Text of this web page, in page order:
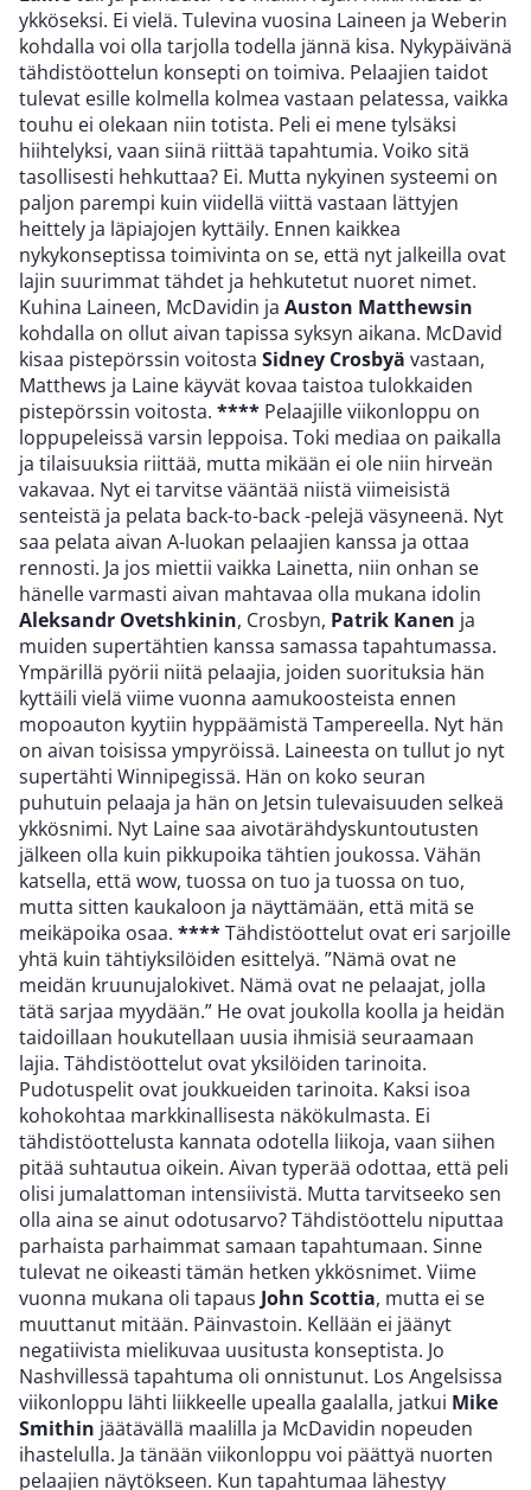
ykköseksi. Ei vielä. Tulevina vuosina Laineen ja Weberin
kohdalla voi olla tarjolla todella jännä kisa. Nykypäivänä
tähdistöottelun konsepti on toimiva. Pelaajien taidot
tulevat esille kolmella kolmea vastaan pelatessa, vaikka
touhu ei olekaan niin totista. Peli ei mene tylsäksi
hiihtelyksi, vaan siinä riittää tapahtumia. Voiko sitä
tasollisesti hehkuttaa? Ei. Mutta nykyinen systeemi on
paljon parempi kuin viidellä viittä vastaan lättyjen
heittely ja läpiajojen kyttäily. Ennen kaikkea
nykykonseptissa toimivinta on se, että nyt jalkeilla ovat
lajin suurimmat tähdet ja hehkutetut nuoret nimet.
Kuhina Laineen, McDavidin ja Auston Matthewsin
kohdalla on ollut aivan tapissa syksyn aikana. McDavid
kisaa pistepörssin voitosta Sidney Crosbyä vastaan,
Matthews ja Laine käyvät kovaa taistoa tulokkaiden
pistepörssin voitosta. **** Pelaajille viikonloppu on
loppupeleissä varsin leppoisa. Toki mediaa on paikalla
ja tilaisuuksia riittää, mutta mikään ei ole niin hirveän
vakavaa. Nyt ei tarvitse vääntää niistä viimeisistä
senteistä ja pelata back-to-back -pelejä väsyneenä. Nyt
saa pelata aivan A-luokan pelaajien kanssa ja ottaa
rennosti. Ja jos miettii vaikka Lainetta, niin onhan se
hänelle varmasti aivan mahtavaa olla mukana idolin
Aleksandr Ovetshkinin, Crosbyn, Patrik Kanen ja
muiden supertähtien kanssa samassa tapahtumassa.
Ympärillä pyörii niitä pelaajia, joiden suorituksia hän
kyttäili vielä viime vuonna aamukoosteista ennen
mopoauton kyytiin hyppäämistä Tampereella. Nyt hän
on aivan toisissa ympyröissä. Laineesta on tullut jo nyt
supertähti Winnipegissä. Hän on koko seuran
puhutuin pelaaja ja hän on Jetsin tulevaisuuden selkeä
ykkösnimi. Nyt Laine saa aivotärähdyskuntoutusten
jälkeen olla kuin pikkupoika tähtien joukossa. Vähän
katsella, että wow, tuossa on tuo ja tuossa on tuo,
mutta sitten kaukaloon ja näyttämään, että mitä se
meikäpoika osaa. ****Tähdistöottelut ovat eri sarjoille
yhtä kuin tähtiyksilöiden esittelyä. ”Nämä ovat ne
meidän kruunujalokivet. Nämä ovat ne pelaajat, jolla
tätä sarjaa myydään.” He ovat joukolla koolla ja heidän
taidoillaan houkutellaan uusia ihmisiä seuraamaan
lajia. Tähdistöottelut ovat yksilöiden tarinoita.
Pudotuspelit ovat joukkueiden tarinoita. Kaksi isoa
kohokohtaa markkinallisesta näkökulmasta. Ei
tähdistöottelusta kannata odotella liikoja, vaan siihen
pitää suhtautua oikein. Aivan typerää odottaa, että peli
olisi jumalattoman intensiivistä. Mutta tarvitseeko sen
olla aina se ainut odotusarvo? Tähdistöottelu niputtaa
parhaista parhaimmat samaan tapahtumaan. Sinne
tulevat ne oikeasti tämän hetken ykkösnimet. Viime
vuonna mukana oli tapaus John Scottia, mutta ei se
muuttanut mitään. Päinvastoin. Kellään ei jäänyt
negatiivista mielikuvaa uusitusta konseptista. Jo
Nashvillessä tapahtuma oli onnistunut. Los Angelsissa
viikonloppu lähti liikkeelle upealla gaalalla, jatkui Mike
Smithin jäätävällä maalilla ja McDavidin nopeuden
ihastelulla. Ja tänään viikonloppu voi päättyä nuorten
pelaajien näytökseen. Kun tapahtumaa lähestyy